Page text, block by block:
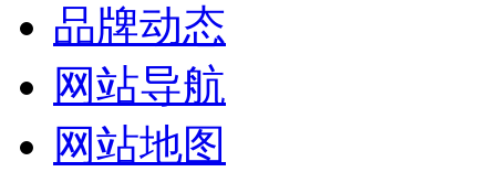
品牌动态
网站导航
网站地图